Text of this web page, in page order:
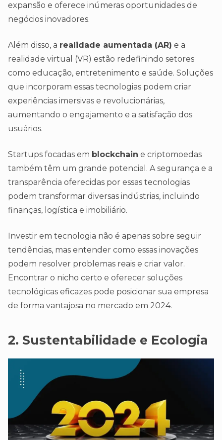
expansão e oferece inúmeras oportunidades de
negócios inovadores.
Além disso, a realidade aumentada (AR) e a
realidade virtual (VR) estão redefinindo setores
como educação, entretenimento e saúde. Soluções
que incorporam essas tecnologias podem criar
experiências imersivas e revolucionárias,
aumentando o engajamento e a satisfação dos
usuários.
Startups focadas em blockchain e criptomoedas
também têm um grande potencial. A segurança e a
transparência oferecidas por essas tecnologias
podem transformar diversas indústrias, incluindo
finanças, logística e imobiliário.
Investir em tecnologia não é apenas sobre seguir
tendências, mas entender como essas inovações
podem resolver problemas reais e criar valor.
Encontrar o nicho certo e oferecer soluções
tecnológicas eficazes pode posicionar sua empresa
de forma vantajosa no mercado em 2024.
2. Sustentabilidade e Ecologia